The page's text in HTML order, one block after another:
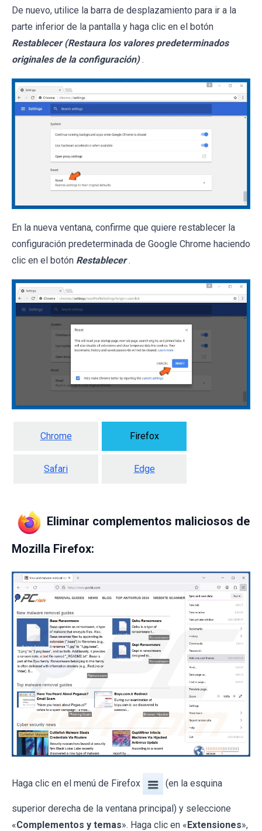
De nuevo, utilice la barra de desplazamiento para ir a la
parte inferior de la pantalla y haga clic en el botón
Restablecer (Restaura los valores predeterminados
originales de la configuración) .
En la nueva ventana, confirme que quiere restablecer la
configuración predeterminada de Google Chrome haciendo
clic en el botón Restablecer .
Chrome Firefox
Safari Edge
Eliminar complementos maliciosos de
Mozilla Firefox:
Haga clic en el menú de Firefox (en la esquina
superior derecha de la ventana principal) y seleccione
«Complementos y temas». Haga clic en «Extensiones»,